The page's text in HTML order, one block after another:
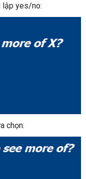
lập yes/no:
chọn: